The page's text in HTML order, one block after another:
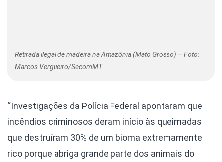
Retirada ilegal de madeira na Amazônia (Mato Grosso) – Foto:
Marcos Vergueiro/SecomMT
“Investigações da Polícia Federal apontaram que
incêndios criminosos deram início às queimadas
que destruíram 30% de um bioma extremamente
rico porque abriga grande parte dos animais do